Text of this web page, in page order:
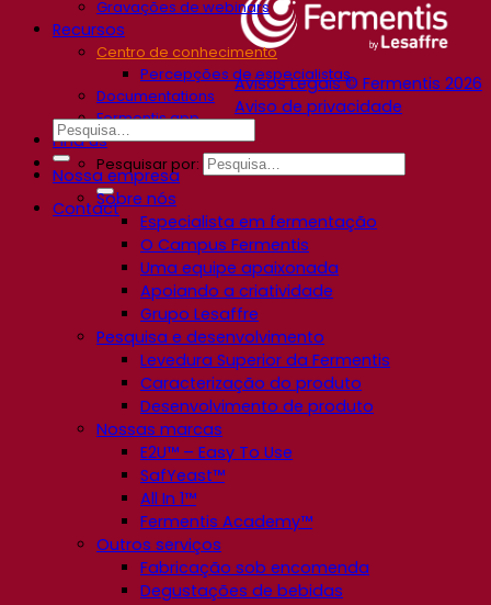
Gravações de webinars
Recursos
Centro de conhecimento
Percepções de especialistas
Documentations
Fermentis app
Find us
Pesquisar por:
Contact
Avisos Legais © Fermentis 2026
Aviso de privacidade
Nossa empresa
Sobre nós
Especialista em fermentação
O Campus Fermentis
Uma equipe apaixonada
Apoiando a criatividade
Grupo Lesaffre
Pesquisa e desenvolvimento
Levedura Superior da Fermentis
Caracterização do produto
Desenvolvimento de produto
Nossas marcas
E2U™ – Easy To Use
SafYeast™
All In 1™
Fermentis Academy™
Outros serviços
Fabricação sob encomenda
Degustações de bebidas